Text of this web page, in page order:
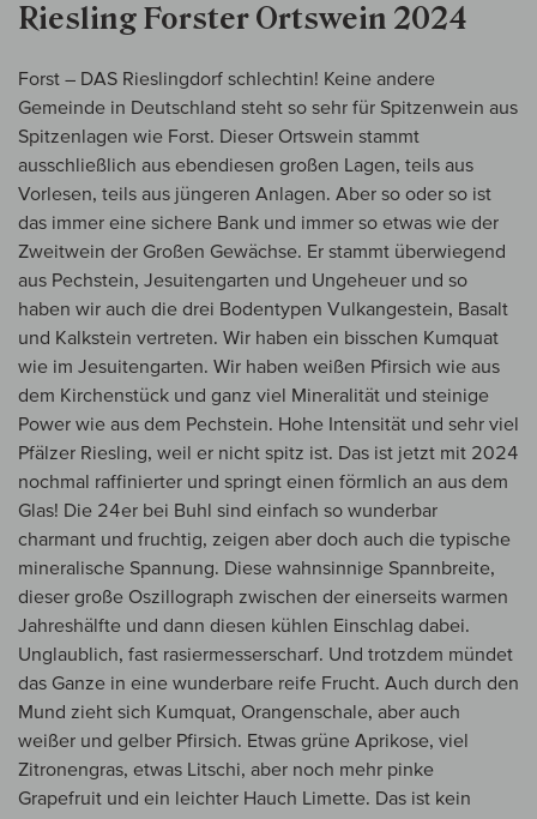
Riesling Forster Ortswein 2024
Forst – DAS Rieslingdorf schlechtin! Keine andere
Gemeinde in Deutschland steht so sehr für Spitzenwein aus
Spitzenlagen wie Forst. Dieser Ortswein stammt
ausschließlich aus ebendiesen großen Lagen, teils aus
Vorlesen, teils aus jüngeren Anlagen. Aber so oder so ist
das immer eine sichere Bank und immer so etwas wie der
Zweitwein der Großen Gewächse. Er stammt überwiegend
aus Pechstein, Jesuitengarten und Ungeheuer und so
haben wir auch die drei Bodentypen Vulkangestein, Basalt
und Kalkstein vertreten. Wir haben ein bisschen Kumquat
wie im Jesuitengarten. Wir haben weißen Pfirsich wie aus
dem Kirchenstück und ganz viel Mineralität und steinige
Power wie aus dem Pechstein. Hohe Intensität und sehr viel
Pfälzer Riesling, weil er nicht spitz ist. Das ist jetzt mit 2024
nochmal raffinierter und springt einen förmlich an aus dem
Glas! Die 24er bei Buhl sind einfach so wunderbar
charmant und fruchtig, zeigen aber doch auch die typische
mineralische Spannung. Diese wahnsinnige Spannbreite,
dieser große Oszillograph zwischen der einerseits warmen
Jahreshälfte und dann diesen kühlen Einschlag dabei.
Unglaublich, fast rasiermesserscharf. Und trotzdem mündet
das Ganze in eine wunderbare reife Frucht. Auch durch den
Mund zieht sich Kumquat, Orangenschale, aber auch
weißer und gelber Pfirsich. Etwas grüne Aprikose, viel
Zitronengras, etwas Litschi, aber noch mehr pinke
Grapefruit und ein leichter Hauch Limette. Das ist kein